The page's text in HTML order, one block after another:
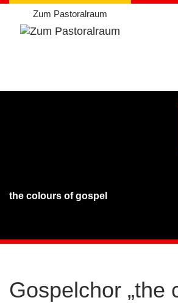
Zum Pastoralraum
the colours of gospel
Gospelchor „the